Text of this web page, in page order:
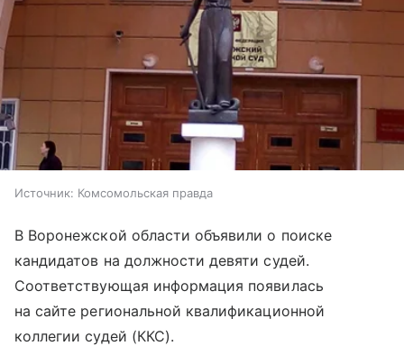
Источник: Комсомольская правда
В Воронежской области объявили о поиске
кандидатов на должности девяти судей.
Соответствующая информация появилась
на сайте региональной квалификационной
коллегии судей (ККС).